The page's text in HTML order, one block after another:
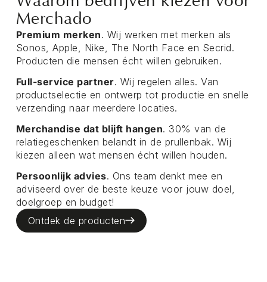
Merchado
Premium merken. Wij werken met merken als
Sonos, Apple, Nike, The North Face en Secrid.
Producten die mensen écht willen gebruiken.
Full-service partner. Wij regelen alles. Van
productselectie en ontwerp tot productie en snelle
verzending naar meerdere locaties.
Merchandise dat blijft hangen. 30% van de
relatiegeschenken belandt in de prullenbak. Wij
kiezen alleen wat mensen écht willen houden.
Persoonlijk advies. Ons team denkt mee en
adviseerd over de beste keuze voor jouw doel,
doelgroep en budget!
Ontdek de producten